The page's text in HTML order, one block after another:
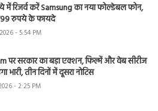
रिजर्व करें Samsung का नया फोल्डेबल फोन,
रुपये के फायदे
- 5:54 PM
पर सरकार का बड़ा एक्शन, फिल्में और वेब सीरीज
भारी, तीन दिनों में दूसरा नोटिस
- 2:25 PM